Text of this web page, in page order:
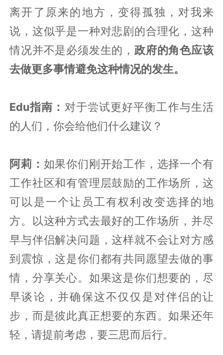
离开了原来的地方，变得孤独，对我来
说，这似乎是一种对悲剧的合理化，这种
情况并不是必须发生的，政府的角色应该
去做更多事情避免这种情况的发生。
Edu指南： 对于尝试更好平衡工作与生活
的人们，你会给他们什么建议？
阿莉： 如果你们刚开始工作，选择一个有
工作社区和有管理层鼓励的工作场所，这
可以是一个让员工有权利改变选择的地
方。以这种方式去最好的工作场所，并尽
早与伴侣解决问题，这样就不会让对方感
到震惊，这是你们都有共同愿望去做的事
情，分享关心。如果这是你们想要的，尽
早谈论，并确保这不仅仅是对伴侣的让
步，而是彼此真正想要的东西。如果还年
轻，请提前考虑，要三思而后行。